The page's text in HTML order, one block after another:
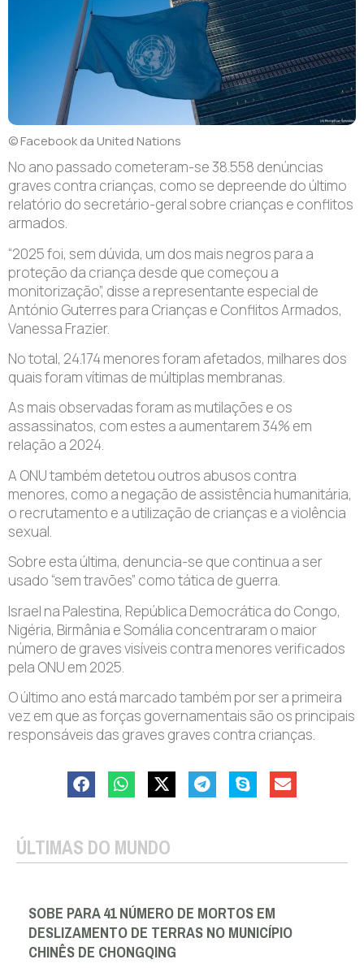
© Facebook da United Nations
No ano passado cometeram-se 38.558 denúncias
graves contra crianças, como se depreende do último
relatório do secretário-geral sobre crianças e conflitos
armados.
“2025 foi, sem dúvida, um dos mais negros para a
proteção da criança desde que começou a
monitorização”, disse a representante especial de
António Guterres para Crianças e Conflitos Armados,
Vanessa Frazier.
No total, 24.174 menores foram afetados, milhares dos
quais foram vítimas de múltiplas membranas.
As mais observadas foram as mutilações e os
assassinatos, com estes a aumentarem 34% em
relação a 2024.
A ONU também detetou outros abusos contra
menores, como a negação de assistência humanitária,
o recrutamento e a utilização de crianças e a violência
sexual.
Sobre esta última, denuncia-se que continua a ser
usado “sem travões” como tática de guerra.
Israel na Palestina, República Democrática do Congo,
Nigéria, Birmânia e Somália concentraram o maior
número de graves visíveis contra menores verificados
pela ONU em 2025.
O último ano está marcado também por ser a primeira
vez em que as forças governamentais são os principais
responsáveis ​​das graves graves contra crianças.
ÚLTIMAS DO MUNDO
SOBE PARA 41 NÚMERO DE MORTOS EM
DESLIZAMENTO DE TERRAS NO MUNICÍPIO
CHINÊS DE CHONGQING